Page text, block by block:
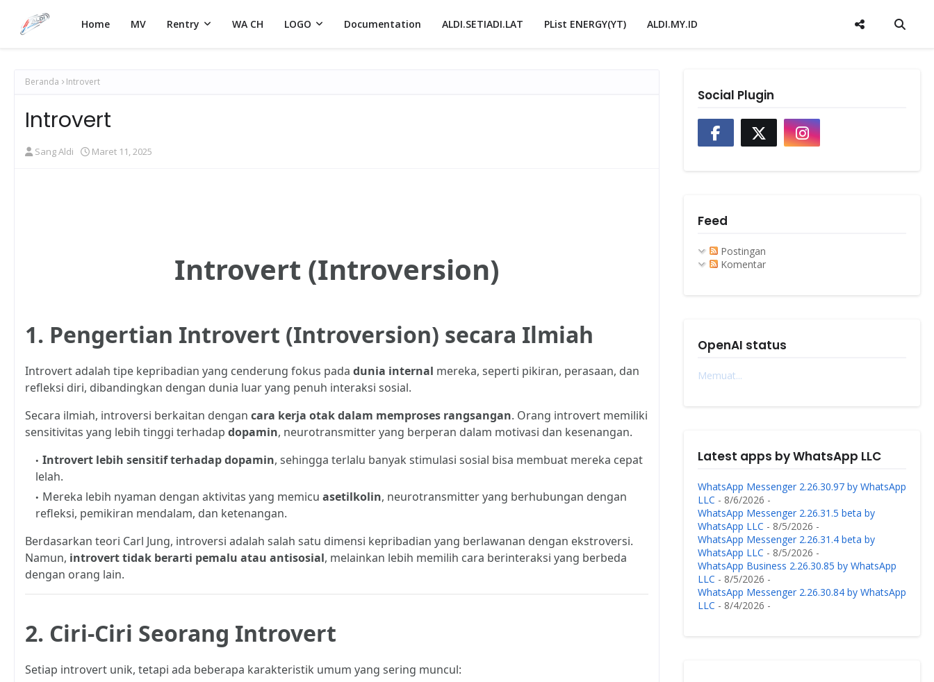
Home MV Rentry WA CH LOGO Documentation ALDI.SETIADI.LAT PList ENERGY(YT) ALDI.MY.ID
Beranda Introvert
Introvert
Sang Aldi Maret 11, 2025
Introvert (Introversion)
1. Pengertian Introvert (Introversion) secara Ilmiah
Introvert adalah tipe kepribadian yang cenderung fokus pada dunia internal mereka, seperti pikiran, perasaan, dan
refleksi diri, dibandingkan dengan dunia luar yang penuh interaksi sosial.
Secara ilmiah, introversi berkaitan dengan cara kerja otak dalam memproses rangsangan. Orang introvert memiliki
sensitivitas yang lebih tinggi terhadap dopamin, neurotransmitter yang berperan dalam motivasi dan kesenangan.
Introvert lebih sensitif terhadap dopamin, sehingga terlalu banyak stimulasi sosial bisa membuat mereka cepat
lelah.
Mereka lebih nyaman dengan aktivitas yang memicu asetilkolin, neurotransmitter yang berhubungan dengan
refleksi, pemikiran mendalam, dan ketenangan.
Berdasarkan teori Carl Jung, introversi adalah salah satu dimensi kepribadian yang berlawanan dengan ekstroversi.
Namun, introvert tidak berarti pemalu atau antisosial, melainkan lebih memilih cara berinteraksi yang berbeda
dengan orang lain.
2. Ciri-Ciri Seorang Introvert
Setiap introvert unik, tetapi ada beberapa karakteristik umum yang sering muncul:
Social Plugin
Feed
Postingan
Komentar
OpenAI status
Memuat...
Latest apps by WhatsApp LLC
WhatsApp Messenger 2.26.30.97 by WhatsApp
LLC - 8/6/2026 -
WhatsApp Messenger 2.26.31.5 beta by
WhatsApp LLC - 8/5/2026 -
WhatsApp Messenger 2.26.31.4 beta by
WhatsApp LLC - 8/5/2026 -
WhatsApp Business 2.26.30.85 by WhatsApp
LLC - 8/5/2026 -
WhatsApp Messenger 2.26.30.84 by WhatsApp
LLC - 8/4/2026 -